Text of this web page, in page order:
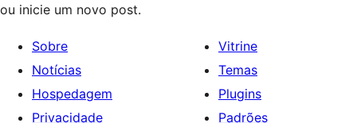
ou inicie um novo post.
Sobre
Notícias
Hospedagem
Privacidade
Vitrine
Temas
Plugins
Padrões